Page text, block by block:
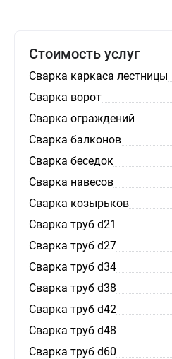
Стоимость услуг
Сварка каркаса лестницы
Сварка ворот
Сварка ограждений
Сварка балконов
Сварка беседок
Сварка навесов
Сварка козырьков
Сварка труб d21
Сварка труб d27
Сварка труб d34
Сварка труб d38
Сварка труб d42
Сварка труб d48
Сварка труб d60